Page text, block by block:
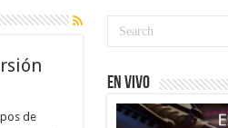
de
EN VIVO